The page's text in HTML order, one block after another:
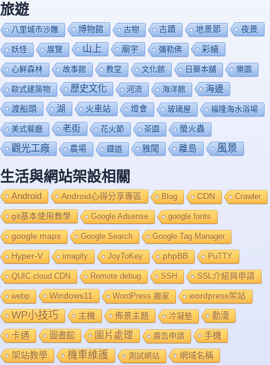
旅遊
八里城市沙雕 博物館 古物 古蹟 地景節 夜景
妖怪 展覽 山上 廟宇 彌勒佛 彩繪
心鮮森林 故事館 教堂 文化館 日藥本舖 樂園
歐式建築物 歷史文化 河流 海洋館 海邊
渡船頭 湖 火車站 燈會 玻璃屋 福隆海水浴場
美式餐廳 老街 花火節 茶園 螢火蟲
觀光工廠 農場 鐡道 雅聞 離島 風景
生活與網站架設相關
Android Android心得分享專區 Blog CDN Crawler
git基本使用教學 Google Adsense google fonts
google maps Google Search Google Tag Manager
Hyper-V imagify JoyToKey phpBB PuTTY
QUIC.cloud CDN Remote debug SSH SSL介紹與申請
webp Windows11 WordPress 搬家 wordpress架站
WP小技巧 主機 佈景主題 冷凝墊 動漫
卡通 圖書館 圖片處理 廣告申請 手機
架站教學 機車維護 測試網站 網域名稱